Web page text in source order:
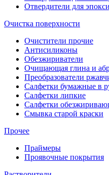
Отвердители для
Очистка поверхности
Очистители прочие
Антисиликоны
Обезжириватели
Очищающая глина и
Преобразователи
Салфетки бумажные в
Салфетки липкие
Салфетки
Смывка старой краски
Прочее
Праймеры
Проявочные покрытия